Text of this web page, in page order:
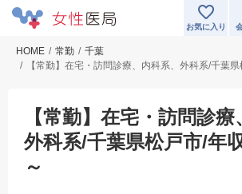
お気に入り
HOME 常勤
千葉
【常勤】在宅・訪問診療、内科系、外科系/千葉
【常勤】在宅・訪問診療
外科系/千葉県松戸市/年
～